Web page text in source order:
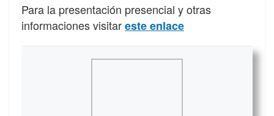
Para la presentación presencial y otras
informaciones visitareste enlace